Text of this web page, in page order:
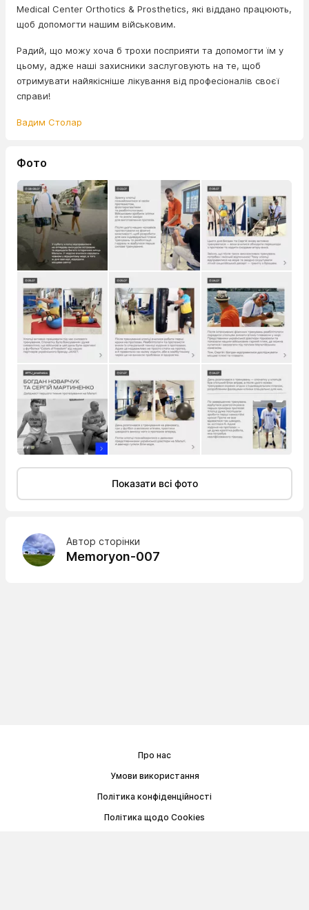
Medical Center Orthotics & Prosthetics, які віддано працюють,
щоб допомогти нашим військовим.
Радий, що можу хоча б трохи посприяти та допомогти їм у
цьому, адже наші захисники заслуговують на те, щоб
отримувати найякісніше лікування від професіоналів своєї
справи!
Вадим Столар
Фото
Показати всі фото
Автор сторінки
Memoryon-007
Про нас
Умови використання
Політика конфіденційності
Політика щодо Cookies